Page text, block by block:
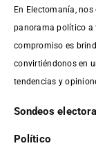
En Electomanía,
panorama político a
compromiso es
convirtiéndonos en
tendencias y
Sondeos
Político